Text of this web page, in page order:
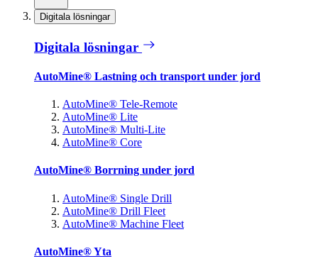
Digitala lösningar
Digitala lösningar
AutoMine® Lastning och transport under jord
AutoMine® Tele-Remote
AutoMine® Lite
AutoMine® Multi-Lite
AutoMine® Core
AutoMine® Borrning under jord
AutoMine® Single Drill
AutoMine® Drill Fleet
AutoMine® Machine Fleet
AutoMine® Yta